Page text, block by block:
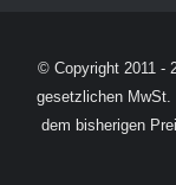
© Copyright 2011 -
gesetzlichen
dem bisherigen